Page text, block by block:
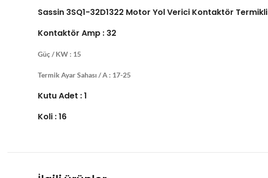
Sassin 3SQ1-32D1322 Motor Yol Verici Kontaktör Termikli
Kontaktör Amp : 32
Güç / KW : 15
Termik Ayar Sahası / A : 17-25
Kutu Adet : 1
Koli : 16